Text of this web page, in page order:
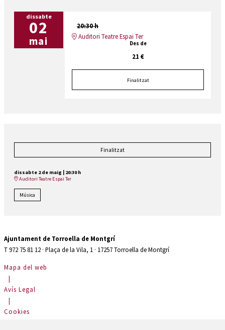
dissabte
02
mai
20:30 h
Auditori Teatre Espai Ter
Des de
21 €
Finalitzat
Finalitzat
dissabte 2 de maig
20:30 h
Auditori Teatre Espai Ter
Música
Ajuntament de Torroella de Montgrí
T 972 75 81 12 · Plaça de la Vila, 1 · 17257 Torroella de Montgrí
Mapa del web
|
Avís Legal
|
Cookies